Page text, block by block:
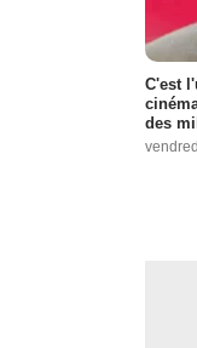
C'est
des